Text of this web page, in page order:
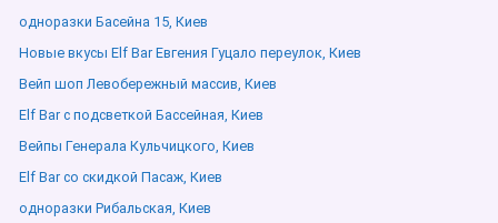
одноразки Басейна 15, Киев
Новые вкусы Elf Bar Евгения Гуцало переулок, Киев
Вейп шоп Левобережный массив, Киев
Elf Bar с подсветкой Бассейная, Киев
Вейпы Генерала Кульчицкого, Киев
Elf Bar со скидкой Пасаж, Киев
одноразки Рибальская, Киев